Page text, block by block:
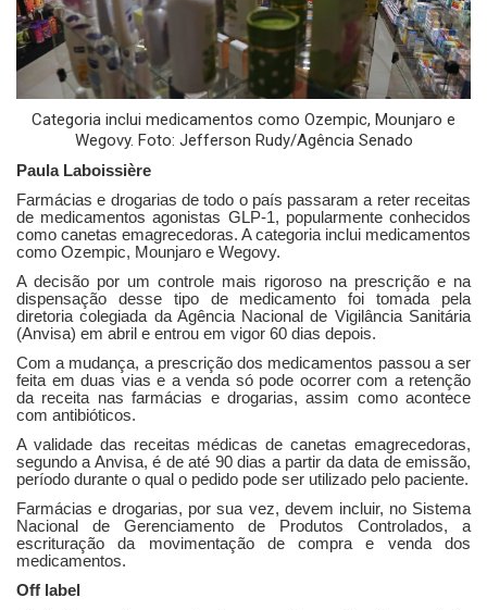
o
n
Categoria inclui medicamentos como Ozempic, Mounjaro e
Wegovy. Foto: Jefferson Rudy/Agência Senado
Paula Laboissière
Farmácias e drogarias de todo o país passaram a reter receitas
de medicamentos agonistas GLP-1, popularmente conhecidos
como canetas emagrecedoras. A categoria inclui medicamentos
como Ozempic, Mounjaro e Wegovy.
A decisão por um controle mais rigoroso na prescrição e na
dispensação desse tipo de medicamento foi tomada pela
diretoria colegiada da Agência Nacional de Vigilância Sanitária
(Anvisa) em abril e entrou em vigor 60 dias depois.
Com a mudança, a prescrição dos medicamentos passou a ser
feita em duas vias e a venda só pode ocorrer com a retenção
da receita nas farmácias e drogarias, assim como acontece
com antibióticos.
A validade das receitas médicas de canetas emagrecedoras,
segundo a Anvisa, é de até 90 dias a partir da data de emissão,
período durante o qual o pedido pode ser utilizado pelo paciente.
Farmácias e drogarias, por sua vez, devem incluir, no Sistema
Nacional de Gerenciamento de Produtos Controlados, a
escrituração da movimentação de compra e venda dos
medicamentos.
Off label